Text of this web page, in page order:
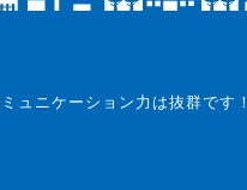
ュニケーション力は抜群です！